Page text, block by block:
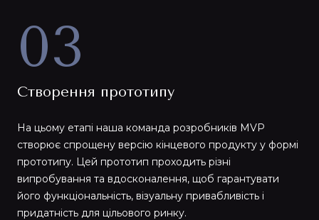
03
Створення прототипу
На цьому етапі наша команда розробників MVP
створює спрощену версію кінцевого продукту у формі
прототипу. Цей прототип проходить різні
випробування та вдосконалення, щоб гарантувати
його функціональність, візуальну привабливість і
придатність для цільового ринку.